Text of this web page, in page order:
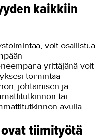
välinehuoltokaikkiin
voit osallistua
yrittäjänä voit
toimintaa
johtamisen ja
tai
avulla.
tiimityötä